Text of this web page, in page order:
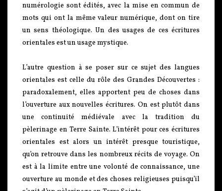
numérologie sont édités, avec la mise en commun de
mots qui ont la même valeur numérique, dont on tire
un sens théologique. Un des usages de ces écritures
orientales est un usage mystique.
L’autre question à se poser sur ce sujet des langues
orientales est celle du rôle des Grandes Découvertes :
paradoxalement, elles apportent peu de choses dans
l’ouverture aux nouvelles écritures. On est plutôt dans
une continuité médiévale avec la tradition du
pèlerinage en Terre Sainte. L’intérêt pour ces écritures
orientales est alors un intérêt presque touristique,
qu’on retrouve dans les nombreux récits de voyage. On
est à la limite entre une volonté de connaissance, une
ouverture au monde et des choses religieuses puisqu’il